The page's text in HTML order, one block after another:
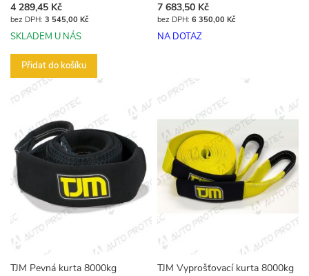
4 289,45 Kč
3 545,00 Kč
SKLADEM U NÁS
Přidat do košíku
7 683,50 Kč
6 350,00 Kč
NA DOTAZ
TJM Pevná kurta 8000kg
TJM Vyprošťovací kurta 8000kg